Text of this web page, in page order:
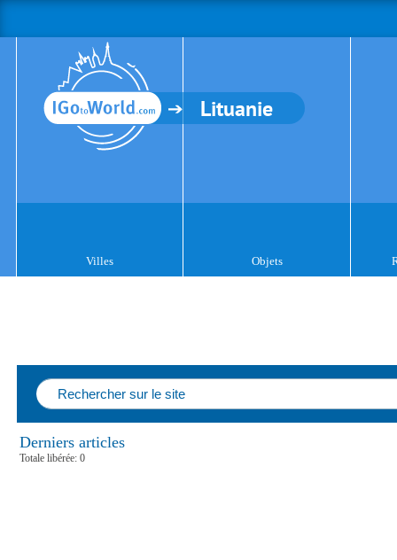
Lituanie
Villes Objets
Derniers articles
Totale libérée: 0